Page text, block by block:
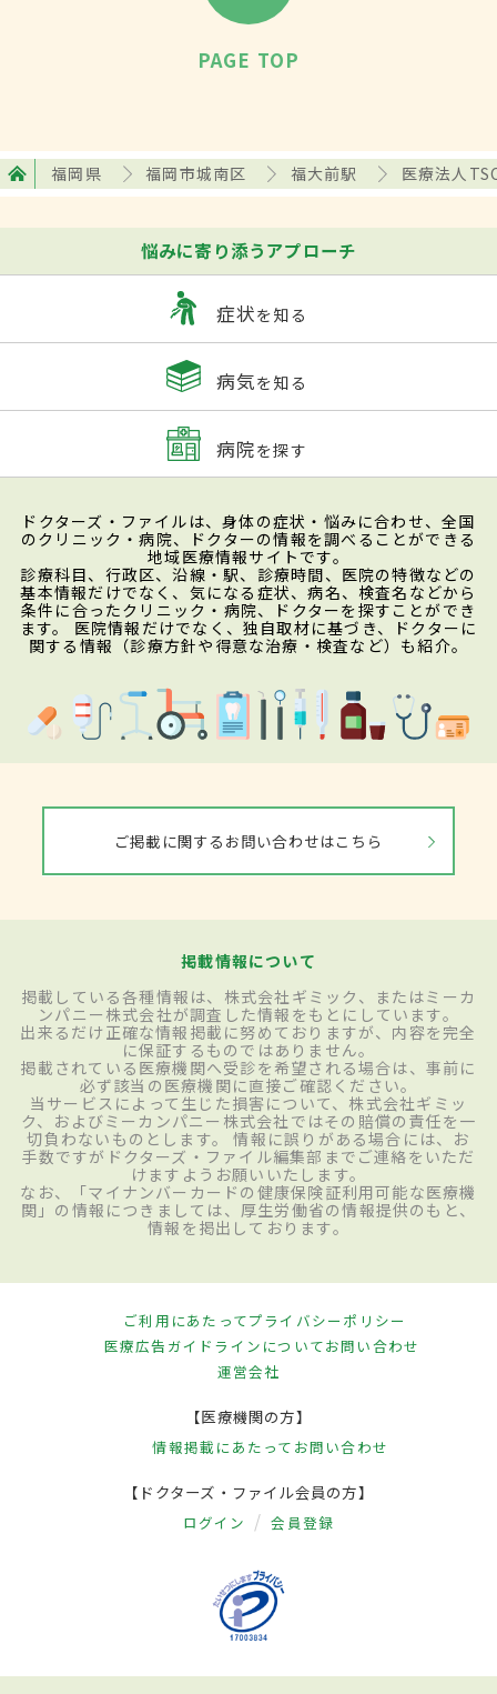
PAGE TOP
福岡県 福岡市城南区 福大前駅 医療法人
悩みに寄り添うアプローチ
症状を知る
病気を知る
病院を探す
ドクターズ・ファイルは、身体の症状・悩みに合わせ、全国
のクリニック・病院、ドクターの情報を調べることができる
地域医療情報サイトです。
診療科目、行政区、沿線・駅、診療時間、医院の特徴などの
基本情報だけでなく、気になる症状、病名、検査名などから
条件に合ったクリニック・病院、ドクターを探すことができ
ます。 医院情報だけでなく、独自取材に基づき、ドクターに
関する情報（診療方針や得意な治療・検査など）も紹介。
ご掲載に関するお問い合わせはこちら
掲載情報について
掲載している各種情報は、株式会社ギミック、またはミーカ
ンパニー株式会社が調査した情報をもとにしています。
出来るだけ正確な情報掲載に努めておりますが、内容を完全
に保証するものではありません。
掲載されている医療機関へ受診を希望される場合は、事前に
必ず該当の医療機関に直接ご確認ください。
当サービスによって生じた損害について、株式会社ギミッ
ク、およびミーカンパニー株式会社ではその賠償の責任を一
切負わないものとします。 情報に誤りがある場合には、お
手数ですがドクターズ・ファイル編集部までご連絡をいただ
けますようお願いいたします。
なお、「マイナンバーカードの健康保険証利用可能な医療機
関」の情報につきましては、厚生労働省の情報提供のもと、
情報を掲出しております。
ご利用にあたってプライバシーポリシー
医療広告ガイドラインについてお問い合わせ
運営会社
【医療機関の方】
情報掲載にあたって お問い合わせ
【ドクターズ・ファイル会員の方】
ログイン 会員登録